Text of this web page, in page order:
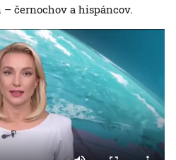
černochov a hispáncov.